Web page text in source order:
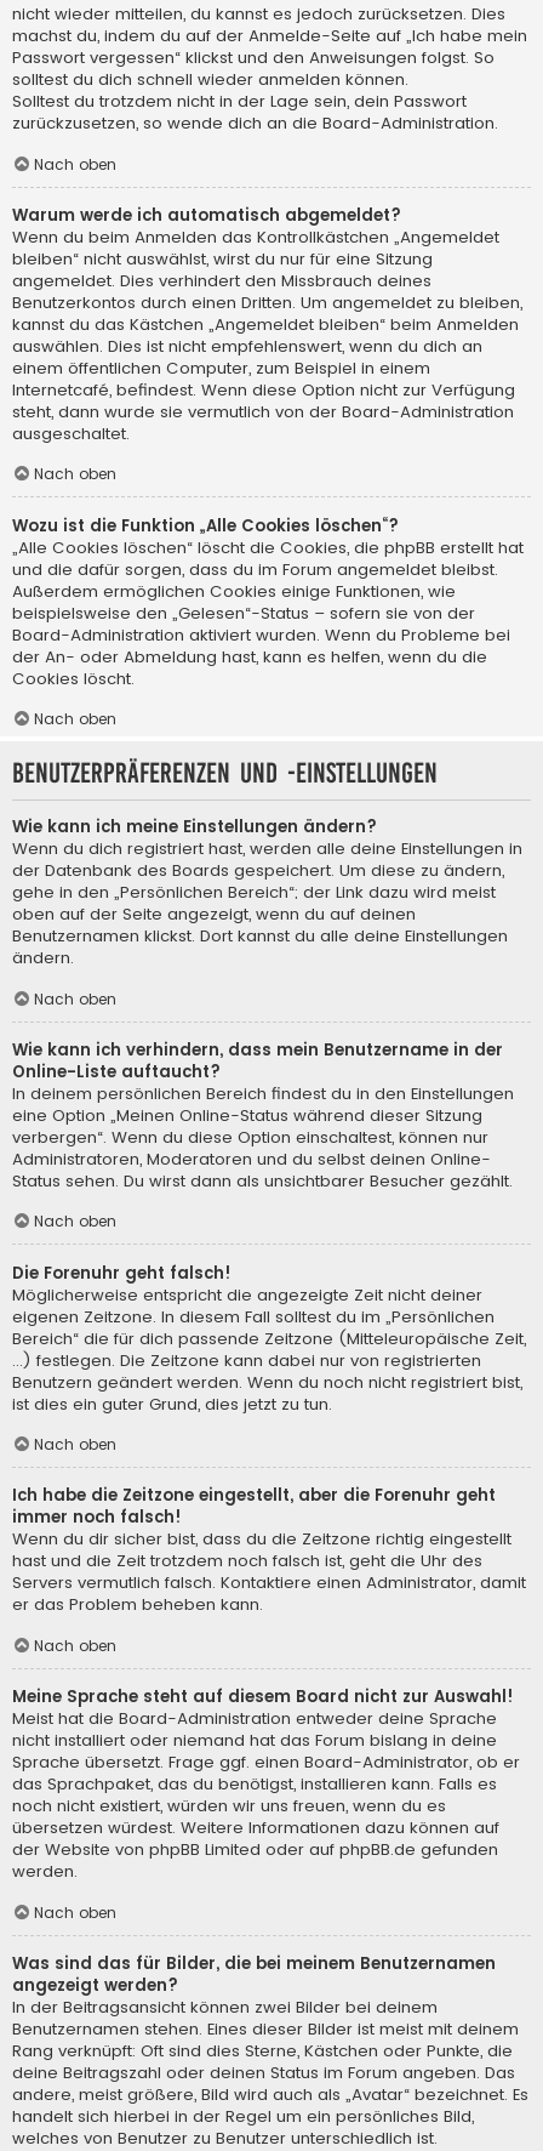
nicht wieder mitteilen, du kannst es jedoch zurücksetzen. Dies
machst du, indem du auf der Anmelde-Seite auf „Ich habe mein
Passwort vergessen“ klickst und den Anweisungen folgst. So
solltest du dich schnell wieder anmelden können.
Solltest du trotzdem nicht in der Lage sein, dein Passwort
zurückzusetzen, so wende dich an die Board-Administration.
Nach oben
Warum werde ich automatisch abgemeldet?
Wenn du beim Anmelden das Kontrollkästchen „Angemeldet
bleiben“ nicht auswählst, wirst du nur für eine Sitzung
angemeldet. Dies verhindert den Missbrauch deines
Benutzerkontos durch einen Dritten. Um angemeldet zu bleiben,
kannst du das Kästchen „Angemeldet bleiben“ beim Anmelden
auswählen. Dies ist nicht empfehlenswert, wenn du dich an
einem öffentlichen Computer, zum Beispiel in einem
Internetcafé, befindest. Wenn diese Option nicht zur Verfügung
steht, dann wurde sie vermutlich von der Board-Administration
ausgeschaltet.
Nach oben
Wozu ist die Funktion „Alle Cookies löschen“?
„Alle Cookies löschen“ löscht die Cookies, die phpBB erstellt hat
und die dafür sorgen, dass du im Forum angemeldet bleibst.
Außerdem ermöglichen Cookies einige Funktionen, wie
beispielsweise den „Gelesen“-Status – sofern sie von der
Board-Administration aktiviert wurden. Wenn du Probleme bei
der An- oder Abmeldung hast, kann es helfen, wenn du die
Cookies löscht.
Nach oben
Benutzerpräferenzen und -einstellungen
Wie kann ich meine Einstellungen ändern?
Wenn du dich registriert hast, werden alle deine Einstellungen in
der Datenbank des Boards gespeichert. Um diese zu ändern,
gehe in den „Persönlichen Bereich“; der Link dazu wird meist
oben auf der Seite angezeigt, wenn du auf deinen
Benutzernamen klickst. Dort kannst du alle deine Einstellungen
ändern.
Nach oben
Wie kann ich verhindern, dass mein Benutzername in der
Online-Liste auftaucht?
In deinem persönlichen Bereich findest du in den Einstellungen
eine Option „Meinen Online-Status während dieser Sitzung
verbergen“. Wenn du diese Option einschaltest, können nur
Administratoren, Moderatoren und du selbst deinen Online-
Status sehen. Du wirst dann als unsichtbarer Besucher gezählt.
Nach oben
Die Forenuhr geht falsch!
Möglicherweise entspricht die angezeigte Zeit nicht deiner
eigenen Zeitzone. In diesem Fall solltest du im „Persönlichen
Bereich“ die für dich passende Zeitzone (Mitteleuropäische Zeit,
...) festlegen. Die Zeitzone kann dabei nur von registrierten
Benutzern geändert werden. Wenn du noch nicht registriert bist,
ist dies ein guter Grund, dies jetzt zu tun.
Nach oben
Ich habe die Zeitzone eingestellt, aber die Forenuhr geht
immer noch falsch!
Wenn du dir sicher bist, dass du die Zeitzone richtig eingestellt
hast und die Zeit trotzdem noch falsch ist, geht die Uhr des
Servers vermutlich falsch. Kontaktiere einen Administrator, damit
er das Problem beheben kann.
Nach oben
Meine Sprache steht auf diesem Board nicht zur Auswahl!
Meist hat die Board-Administration entweder deine Sprache
nicht installiert oder niemand hat das Forum bislang in deine
Sprache übersetzt. Frage ggf. einen Board-Administrator, ob er
das Sprachpaket, das du benötigst, installieren kann. Falls es
noch nicht existiert, würden wir uns freuen, wenn du es
übersetzen würdest. Weitere Informationen dazu können auf
der Website von phpBB Limited oder auf phpBB.de gefunden
werden.
Nach oben
Was sind das für Bilder, die bei meinem Benutzernamen
angezeigt werden?
In der Beitragsansicht können zwei Bilder bei deinem
Benutzernamen stehen. Eines dieser Bilder ist meist mit deinem
Rang verknüpft: Oft sind dies Sterne, Kästchen oder Punkte, die
deine Beitragszahl oder deinen Status im Forum angeben. Das
andere, meist größere, Bild wird auch als „Avatar“ bezeichnet. Es
handelt sich hierbei in der Regel um ein persönliches Bild,
welches von Benutzer zu Benutzer unterschiedlich ist.